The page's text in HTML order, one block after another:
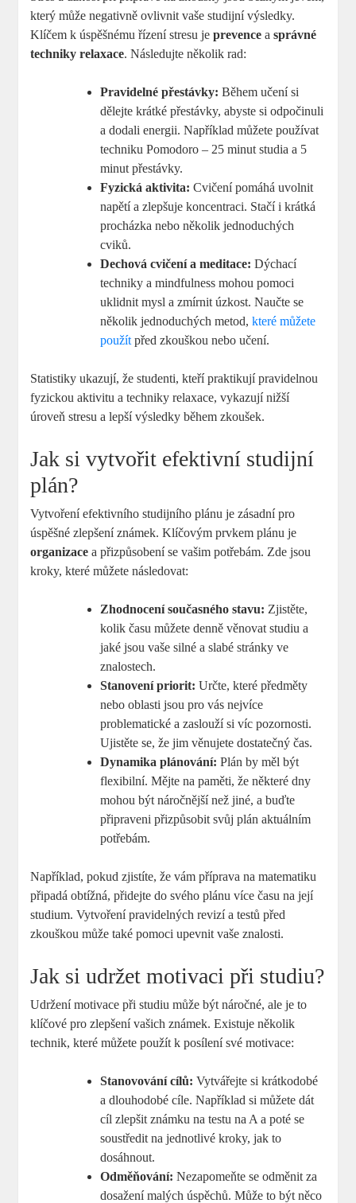
který může negativně ovlivnit vaše studijní výsledky.
Klíčem k úspěšnému řízení stresu jeprevence asprávné
techniky relaxace. Následujte několik rad:
Pravidelné přestávky: Během učení si
dělejte krátké přestávky, abyste si odpočinuli
a dodali energii. Například můžete používat
techniku Pomodoro – 25 minut studia a 5
minut přestávky.
Fyzická aktivita: Cvičení pomáhá uvolnit
napětí a zlepšuje koncentraci. Stačí i krátká
procházka nebo několik jednoduchých
cviků.
Dechová cvičení a meditace: Dýchací
techniky a mindfulness mohou pomoci
uklidnit mysl a zmírnit úzkost. Naučte se
několik jednoduchých metod,které můžete
použít před zkouškou nebo učení.
Statistiky ukazují, že studenti, kteří praktikují pravidelnou
fyzickou aktivitu a techniky relaxace, vykazují nižší
úroveň stresu a lepší výsledky během zkoušek.
Jak si vytvořit efektivní studijní
plán?
Vytvoření efektivního studijního plánu je zásadní pro
úspěšné zlepšení známek. Klíčovým prvkem plánu je
organizace a přizpůsobení se vašim potřebám. Zde jsou
kroky, které můžete následovat:
Zhodnocení současného stavu: Zjistěte,
kolik času můžete denně věnovat studiu a
jaké jsou vaše silné a slabé stránky ve
znalostech.
Stanovení priorit: Určte, které předměty
nebo oblasti jsou pro vás nejvíce
problematické a zaslouží si víc pozornosti.
Ujistěte se, že jim věnujete dostatečný čas.
Dynamika plánování: Plán by měl být
flexibilní. Mějte na paměti, že některé dny
mohou být náročnější než jiné, a buďte
připraveni přizpůsobit svůj plán aktuálním
potřebám.
Například, pokud zjistíte, že vám příprava na matematiku
připadá obtížná, přidejte do svého plánu více času na její
studium. Vytvoření pravidelných revizí a testů před
zkouškou může také pomoci upevnit vaše znalosti.
Jak si udržet motivaci při studiu?
Udržení motivace při studiu může být náročné, ale je to
klíčové pro zlepšení vašich známek. Existuje několik
technik, které můžete použít k posílení své motivace:
Stanovování cílů: Vytvářejte si krátkodobé
a dlouhodobé cíle. Například si můžete dát
cíl zlepšit známku na testu na A a poté se
soustředit na jednotlivé kroky, jak to
dosáhnout.
Odměňování: Nezapomeňte se odměnit za
dosažení malých úspěchů. Může to být něco